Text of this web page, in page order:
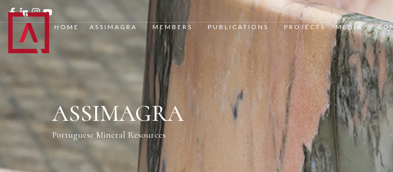
HOME ASSIMAGRA MEMBERS PUBLICATIONS PROJECTS MEDIA
ASSIMAGRA
Portuguese Mineral Resources